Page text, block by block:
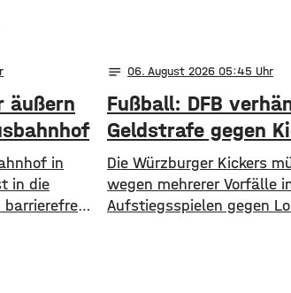
äußern
in
in die
barrierefrei
notes 06. August 2026 05:45
Fußball: DFB
Geldstrafe gegen
Die Würzburger Kickers
wegen mehrerer Vorfälle
Aufstiegsspielen gegen